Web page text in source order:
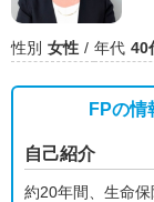
性別 女性 年代 40
FPの情
自己紹介
約20年間、生命